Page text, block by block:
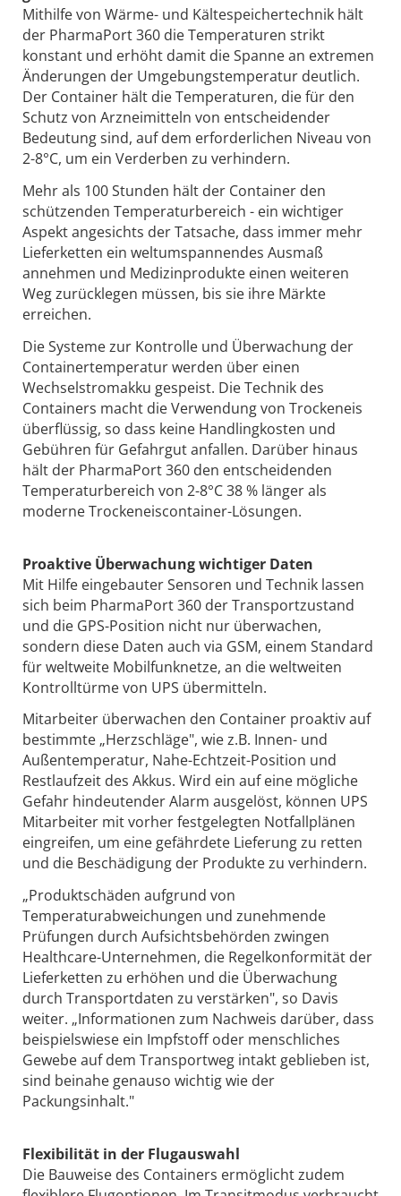
Mithilfe von Wärme- und Kältespeichertechnik hält
der PharmaPort 360 die Temperaturen strikt
konstant und erhöht damit die Spanne an extremen
Änderungen der Umgebungstemperatur deutlich.
Der Container hält die Temperaturen, die für den
Schutz von Arzneimitteln von entscheidender
Bedeutung sind, auf dem erforderlichen Niveau von
2-8°C, um ein Verderben zu verhindern.
Mehr als 100 Stunden hält der Container den
schützenden Temperaturbereich - ein wichtiger
Aspekt angesichts der Tatsache, dass immer mehr
Lieferketten ein weltumspannendes Ausmaß
annehmen und Medizinprodukte einen weiteren
Weg zurücklegen müssen, bis sie ihre Märkte
erreichen.
Die Systeme zur Kontrolle und Überwachung der
Containertemperatur werden über einen
Wechselstromakku gespeist. Die Technik des
Containers macht die Verwendung von Trockeneis
überflüssig, so dass keine Handlingkosten und
Gebühren für Gefahrgut anfallen. Darüber hinaus
hält der PharmaPort 360 den entscheidenden
Temperaturbereich von 2-8°C 38 % länger als
moderne Trockeneiscontainer-Lösungen.
Proaktive Überwachung wichtiger Daten
Mit Hilfe eingebauter Sensoren und Technik lassen
sich beim PharmaPort 360 der Transportzustand
und die GPS-Position nicht nur überwachen,
sondern diese Daten auch via GSM, einem Standard
für weltweite Mobilfunknetze, an die weltweiten
Kontrolltürme von UPS übermitteln.
Mitarbeiter überwachen den Container proaktiv auf
bestimmte „Herzschläge", wie z.B. Innen- und
Außentemperatur, Nahe-Echtzeit-Position und
Restlaufzeit des Akkus. Wird ein auf eine mögliche
Gefahr hindeutender Alarm ausgelöst, können UPS
Mitarbeiter mit vorher festgelegten Notfallplänen
eingreifen, um eine gefährdete Lieferung zu retten
und die Beschädigung der Produkte zu verhindern.
„Produktschäden aufgrund von
Temperaturabweichungen und zunehmende
Prüfungen durch Aufsichtsbehörden zwingen
Healthcare-Unternehmen, die Regelkonformität der
Lieferketten zu erhöhen und die Überwachung
durch Transportdaten zu verstärken", so Davis
weiter. „Informationen zum Nachweis darüber, dass
beispielswiese ein Impfstoff oder menschliches
Gewebe auf dem Transportweg intakt geblieben ist,
sind beinahe genauso wichtig wie der
Packungsinhalt."
Flexibilität in der Flugauswahl
Die Bauweise des Containers ermöglicht zudem